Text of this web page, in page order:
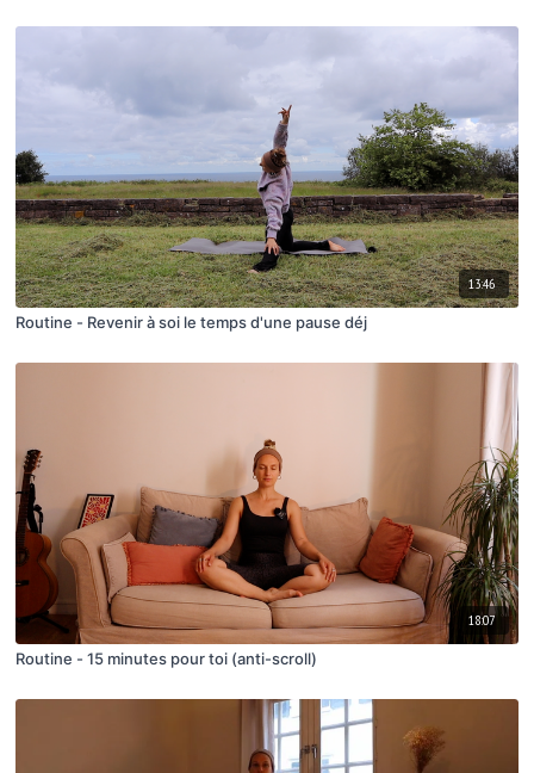
13:46
Routine - Revenir à soi le temps d'une pause déj
18:07
Routine - 15 minutes pour toi (anti-scroll)